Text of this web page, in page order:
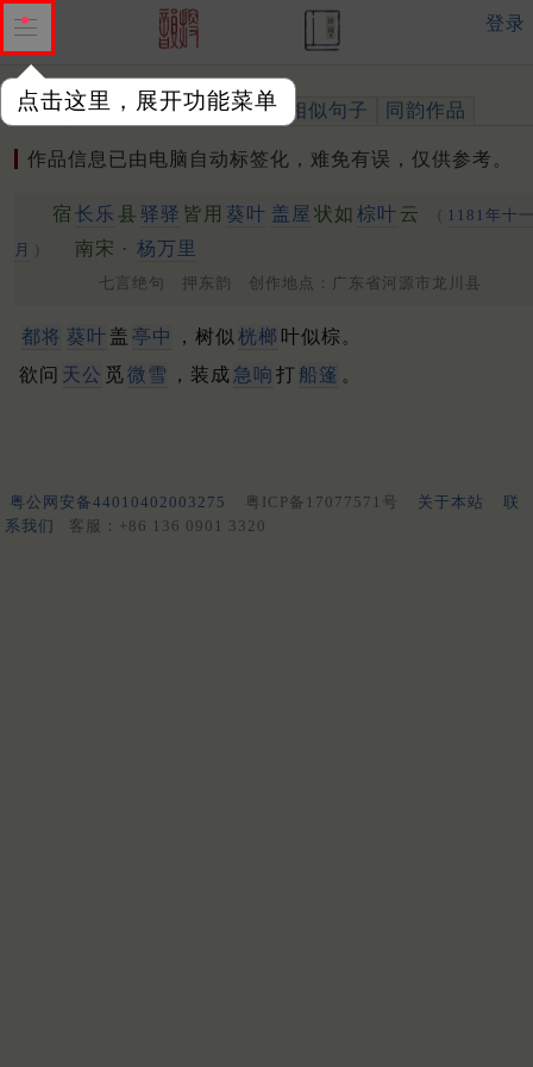
点击这里，展开功能菜单
登录
作品 标注四声 出处、引用 相似句子 同韵作品
作品信息已由电脑自动标签化，难免有误，仅供参考。
宿 长乐 县 驿驿 皆用 葵叶 盖屋 状如 棕叶 云 （ 1181年十
月
） 南宋 · 杨万里
七言绝句 押东韵 创作地点：广东省河源市龙川县
都将 葵叶 盖 亭中 ，树似 桄榔 叶似棕。
欲问 天公 觅微雪 ，装成 急响 打 船篷 。
粤公网安备44010402003275 粤ICP备17077571号 关于本站
联
系我们
客服：+86 136 0901 3320